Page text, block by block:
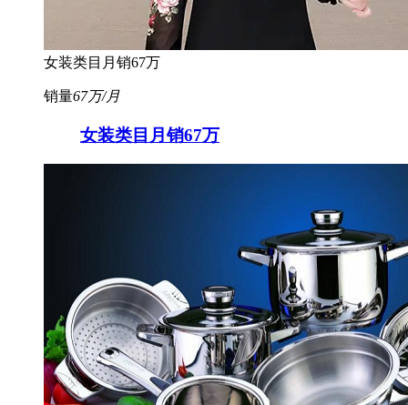
女装类目月销67万
销量67万/月
女装类目月销67万